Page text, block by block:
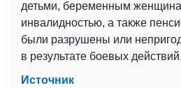
детьми, беременным
инвалидностью, а также
были разрушены или
в результате боевых действий.
Источник